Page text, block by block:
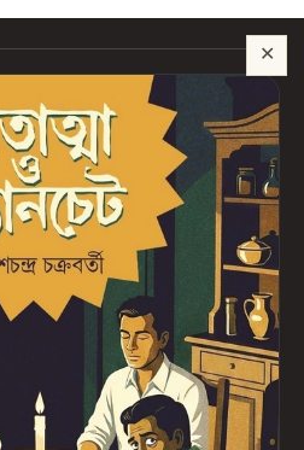
হয়। আপনি রাজি থাকলে আমরা বিজ্ঞাপন ও
পারি কোন বই আপনাদের কাজে লাগছে।প্রাইভেসি নীতি
✕
সাহায্য?